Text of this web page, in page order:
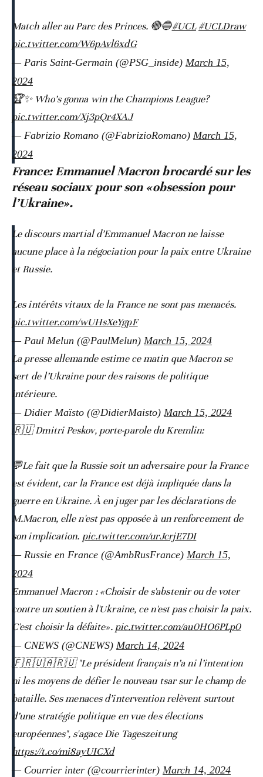
Match aller au Parc des Princes. 🔴🔵#UCL #UCLDraw
pic.twitter.com/W6pAvl6xdG
— Paris Saint-Germain (@PSG_inside) March 15,
2024
🏆✨ Who’s gonna win the Champions League?
pic.twitter.com/Xj3pQr4XAJ
— Fabrizio Romano (@FabrizioRomano) March 15,
2024
France: Emmanuel Macron brocardé sur les
réseau sociaux pour son «obsession pour
l’Ukraine».
Le discours martial d’Emmanuel Macron ne laisse
aucune place à la négociation pour la paix entre Ukraine
et Russie.
Les intérêts vitaux de la France ne sont pas menacés.
pic.twitter.com/wUHsXeYgpF
— Paul Melun (@PaulMelun) March 15, 2024
La presse allemande estime ce matin que Macron se
sert de l’Ukraine pour des raisons de politique
intérieure.
— Didier Maïsto (@DidierMaisto) March 15, 2024
🇷🇺 Dmitri Peskov, porte-parole du Kremlin:
💬Le fait que la Russie soit un adversaire pour la France
est évident, car la France est déjà impliquée dans la
guerre en Ukraine. À en juger par les déclarations de
M.Macron, elle n'est pas opposée à un renforcement de
son implication. pic.twitter.com/urJcrjE7DI
— Russie en France (@AmbRusFrance) March 15,
2024
Emmanuel Macron : «Choisir de s'abstenir ou de voter
contre un soutien à l'Ukraine, ce n'est pas choisir la paix.
C'est choisir la défaite». pic.twitter.com/au0HO6PLp0
— CNEWS (@CNEWS) March 14, 2024
🇫🇷🇺🇦🇷🇺 "Le président français n’a ni l’intention
ni les moyens de défier le nouveau tsar sur le champ de
bataille. Ses menaces d’intervention relèvent surtout
d’une stratégie politique en vue des élections
européennes", s'agace Die Tageszeitung
https://t.co/mi8ayUICXd
— Courrier inter (@courrierinter) March 14, 2024